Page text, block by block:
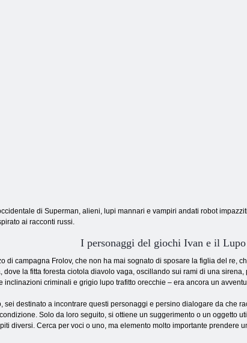
di Superman, alieni, lupi mannari e vampiri andati robot
ai racconti russi.
I personaggi del giochi Ivan e il
di campagna Frolov, che non ha mai sognato di sposare la figlia del re,
dove la fitta foresta ciotola diavolo vaga, oscillando sui rami di una
inclinazioni criminali e grigio lupo trafitto orecchie – era ancora un
sei destinato a incontrare questi personaggi e persino dialogare da che
Solo da loro seguito, si ottiene un suggerimento o un oggetto
diversi. Cerca per voci o uno, ma elemento molto importante prendere